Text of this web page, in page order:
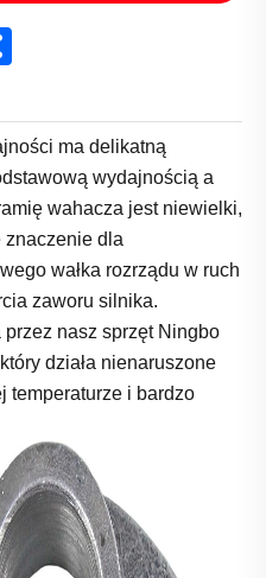
ma delikatną
wydajnością a
wahacza jest niewielki,
znaczenie dla
wałka rozrządu w ruch
zaworu silnika.
nasz sprzęt Ningbo
działa nienaruszone
temperaturze i bardzo